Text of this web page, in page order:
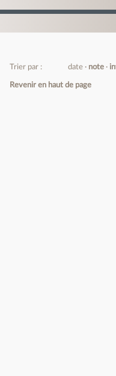
Trier par : date note
Revenir en haut de page